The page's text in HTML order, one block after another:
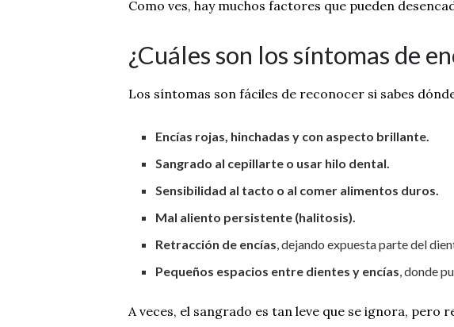
Como ves, hay muchos factores que pueden
¿Cuáles son los síntomas de
Los síntomas son fáciles de reconocer si sabes
Encías rojas, hinchadas y con aspecto brillante.
Sangrado al cepillarte o usar hilo dental.
Sensibilidad al tacto o al comer alimentos duros.
Mal aliento persistente (halitosis).
Retracción de encías, dejando expuesta parte del
Pequeños espacios entre dientes y encías, donde
A veces, el sangrado es tan leve que se ignora, pero